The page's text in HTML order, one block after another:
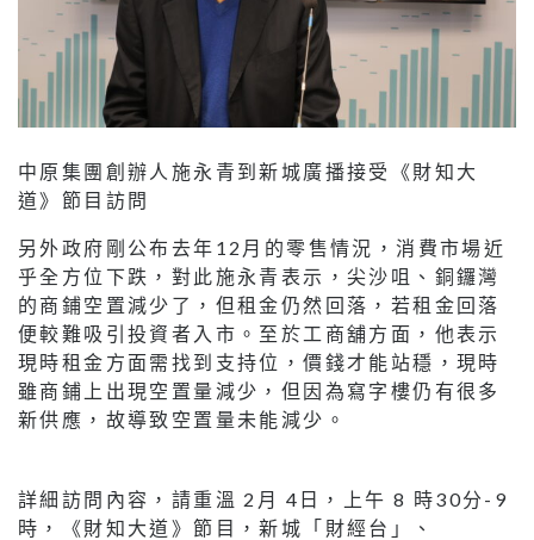
中原集團創辦人施永青到新城廣播接受《財知大
道》節目訪問
另外政府剛公布去年12月的零售情況，消費市場近
乎全方位下跌，對此施永青表示，尖沙咀、銅鑼灣
的商鋪空置減少了，但租金仍然回落，若租金回落
便較難吸引投資者入市。至於工商舖方面，他表示
現時租金方面需找到支持位，價錢才能站穩，現時
雖商鋪上出現空置量減少，但因為寫字樓仍有很多
新供應，故導致空置量未能減少。
詳細訪問內容，請重溫 2月 4日，上午 8 時30分-9
時，《財知大道》節目，新城「財經台」、